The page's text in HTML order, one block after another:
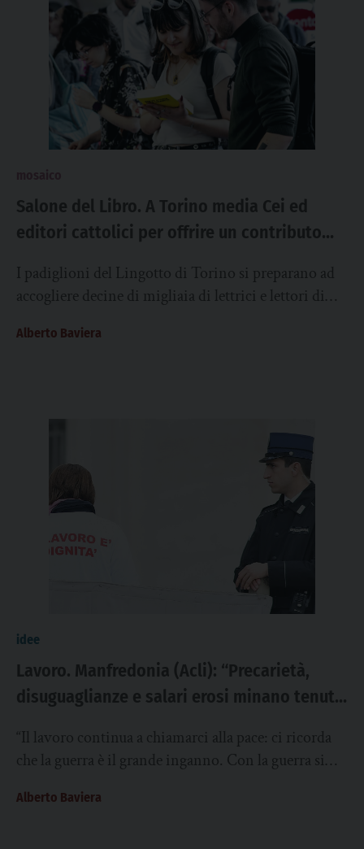
Salone del Libro. A Torino media Cei ed
editori cattolici per offrire un contributo
I padiglioni del Lingotto di Torino si preparano ad
accogliere decine di migliaia di lettrici e lettori di
Alberto Baviera
idee
Lavoro. Manfredonia (Acli): “Precarietà,
disuguaglianze e salari erosi minano tenuta
“Il lavoro continua a chiamarci alla pace: ci ricorda
che la guerra è il grande inganno. Con la guerra si
Alberto Baviera